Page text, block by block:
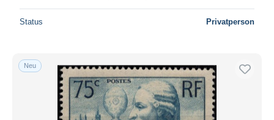
Status Privatperson
Neu